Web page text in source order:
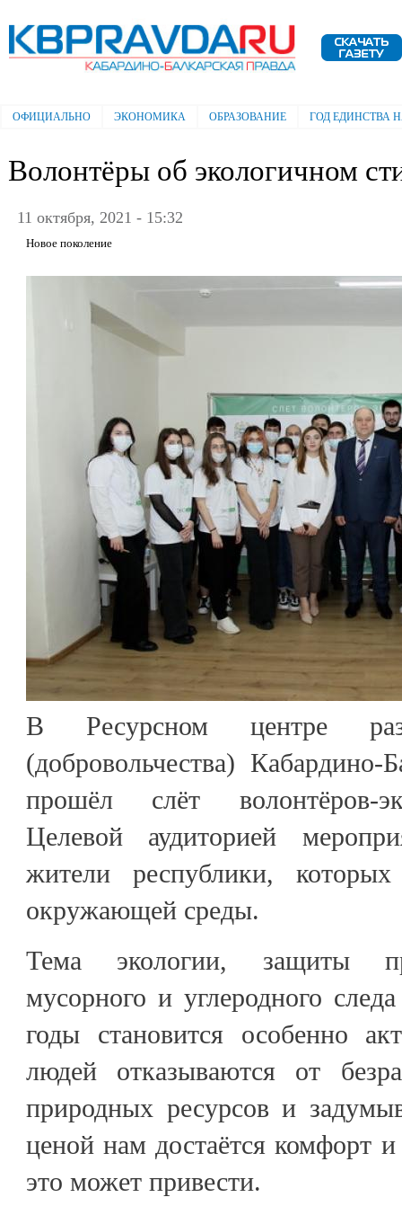
Электронная газета "Кабардино-
Балкарская правда"
Главное меню
ОФИЦИАЛЬНО ЭКОНОМИКА ОБРАЗОВАНИЕ ГОД ЕДИНСТВА
Волонтёры об экологичном
11 октября, 2021 - 15:32
Новое поколение
В Ресурсном центре
(добровольчества) Кабардино-
прошёл слёт волонтёров-
Целевой аудиторией
жители республики,
окружающей среды.
Тема экологии, защиты
мусорного и углеродного
годы становится особенно
людей отказываются от
природных ресурсов и
ценой нам достаётся комфорт
это может привести.